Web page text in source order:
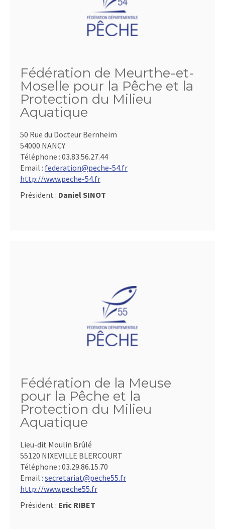
Fédération de Meurthe-et-
Moselle pour la Pêche et la
Protection du Milieu
Aquatique
50 Rue du Docteur Bernheim
54000 NANCY
Téléphone : 03.83.56.27.44
Email : federation@peche-54.fr
http://www.peche-54.fr
Président : Daniel SINOT
Fédération de la Meuse
pour la Pêche et la
Protection du Milieu
Aquatique
Lieu-dit Moulin Brûlé
55120 NIXEVILLE BLERCOURT
Téléphone : 03.29.86.15.70
Email : secretariat@peche55.fr
http://www.peche55.fr
Président : Eric RIBET